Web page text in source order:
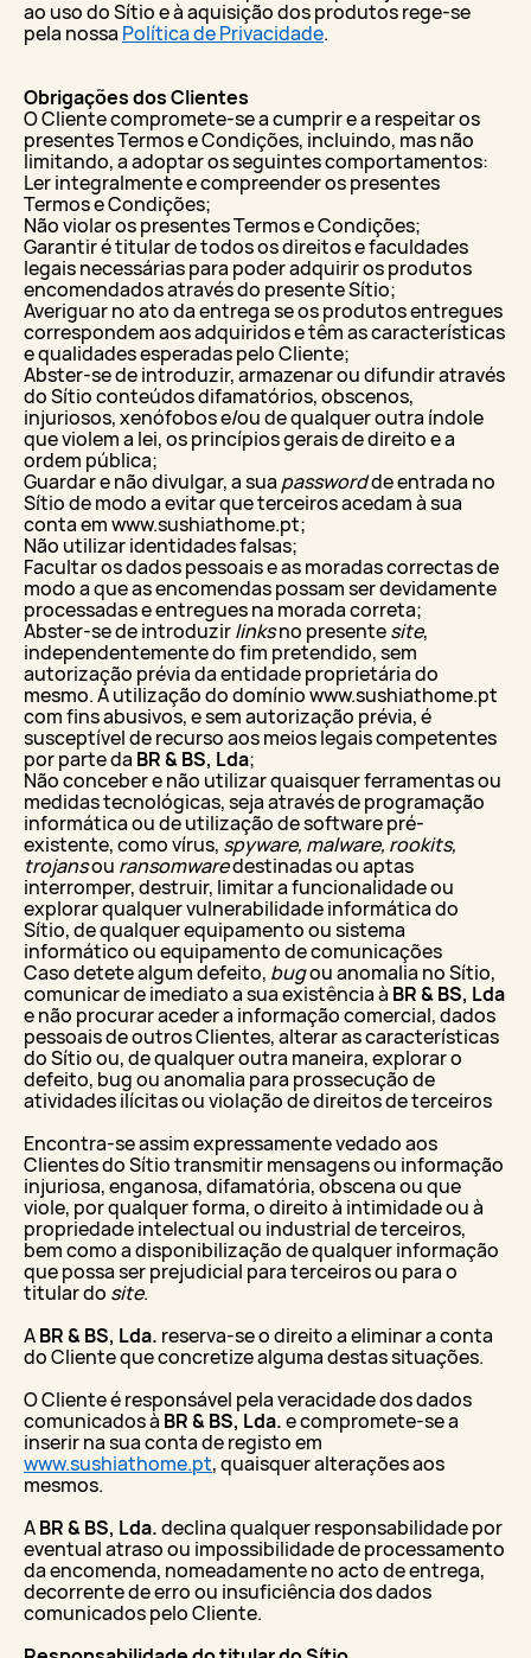
ao uso do Sítio e à aquisição dos produtos rege-se
pela nossa Política de Privacidade.
Obrigações dos Clientes
O Cliente compromete-se a cumprir e a respeitar os
presentes Termos e Condições, incluindo, mas não
limitando, a adoptar os seguintes comportamentos:
Ler integralmente e compreender os presentes
Termos e Condições;
Não violar os presentes Termos e Condições;
Garantir é titular de todos os direitos e faculdades
legais necessárias para poder adquirir os produtos
encomendados através do presente Sítio;
Averiguar no ato da entrega se os produtos entregues
correspondem aos adquiridos e têm as características
e qualidades esperadas pelo Cliente;
Abster-se de introduzir, armazenar ou difundir através
do Sítio conteúdos difamatórios, obscenos,
injuriosos, xenófobos e/ou de qualquer outra índole
que violem a lei, os princípios gerais de direito e a
ordem pública;
Guardar e não divulgar, a sua passwordde entrada no
Sítio de modo a evitar que terceiros acedam à sua
conta em www.sushiathome.pt;
Não utilizar identidades falsas;
Facultar os dados pessoais e as moradas correctas de
modo a que as encomendas possam ser devidamente
processadas e entregues na morada correta;
Abster-se de introduzirlinksno presentesite,
independentemente do fim pretendido, sem
autorização prévia da entidade proprietária do
mesmo. A utilização do domínio www.sushiathome.pt
com fins abusivos, e sem autorização prévia, é
susceptível de recurso aos meios legais competentes
por parte da BR & BS, Lda;
Não conceber e não utilizar quaisquer ferramentas ou
medidas tecnológicas, seja através de programação
informática ou de utilização de software pré-
existente, como vírus, spyware, malware, rookits,
trojansou ransomwaredestinadas ou aptas
interromper, destruir, limitar a funcionalidade ou
explorar qualquer vulnerabilidade informática do
Sítio, de qualquer equipamento ou sistema
informático ou equipamento de comunicações
Caso detete algum defeito, bugou anomalia no Sítio,
comunicar de imediato a sua existência à BR & BS, Lda
e não procurar aceder a informação comercial, dados
pessoais de outros Clientes, alterar as características
do Sítio ou, de qualquer outra maneira, explorar o
defeito, bug ou anomalia para prossecução de
atividades ilícitas ou violação de direitos de terceiros
Encontra-se assim expressamente vedado aos
Clientes do Sítio transmitir mensagens ou informação
injuriosa, enganosa, difamatória, obscena ou que
viole, por qualquer forma, o direito à intimidade ou à
propriedade intelectual ou industrial de terceiros,
bem como a disponibilização de qualquer informação
que possa ser prejudicial para terceiros ou para o
titular do site.
ABR & BS, Lda. reserva-se o direito a eliminar a conta
do Cliente que concretize alguma destas situações.
O Cliente é responsável pela veracidade dos dados
comunicados à BR & BS, Lda.e compromete-se a
inserir na sua conta de registo em
www.sushiathome.pt, quaisquer alterações aos
mesmos.
ABR & BS, Lda.declina qualquer responsabilidade por
eventual atraso ou impossibilidade de processamento
da encomenda, nomeadamente no acto de entrega,
decorrente de erro ou insuficiência dos dados
comunicados pelo Cliente.